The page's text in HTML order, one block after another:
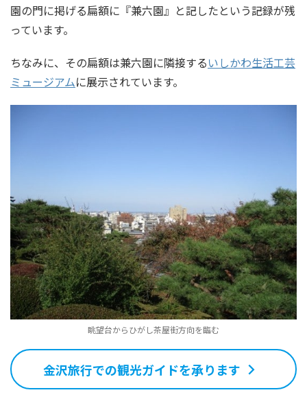
園の門に掲げる扁額に『兼六園』と記したという記録が残
っています。
ちなみに、その扁額は兼六園に隣接するいしかわ生活工芸
ミュージアムに展示されています。
眺望台からひがし茶屋街方向を臨む
金沢旅行での観光ガイドを承ります